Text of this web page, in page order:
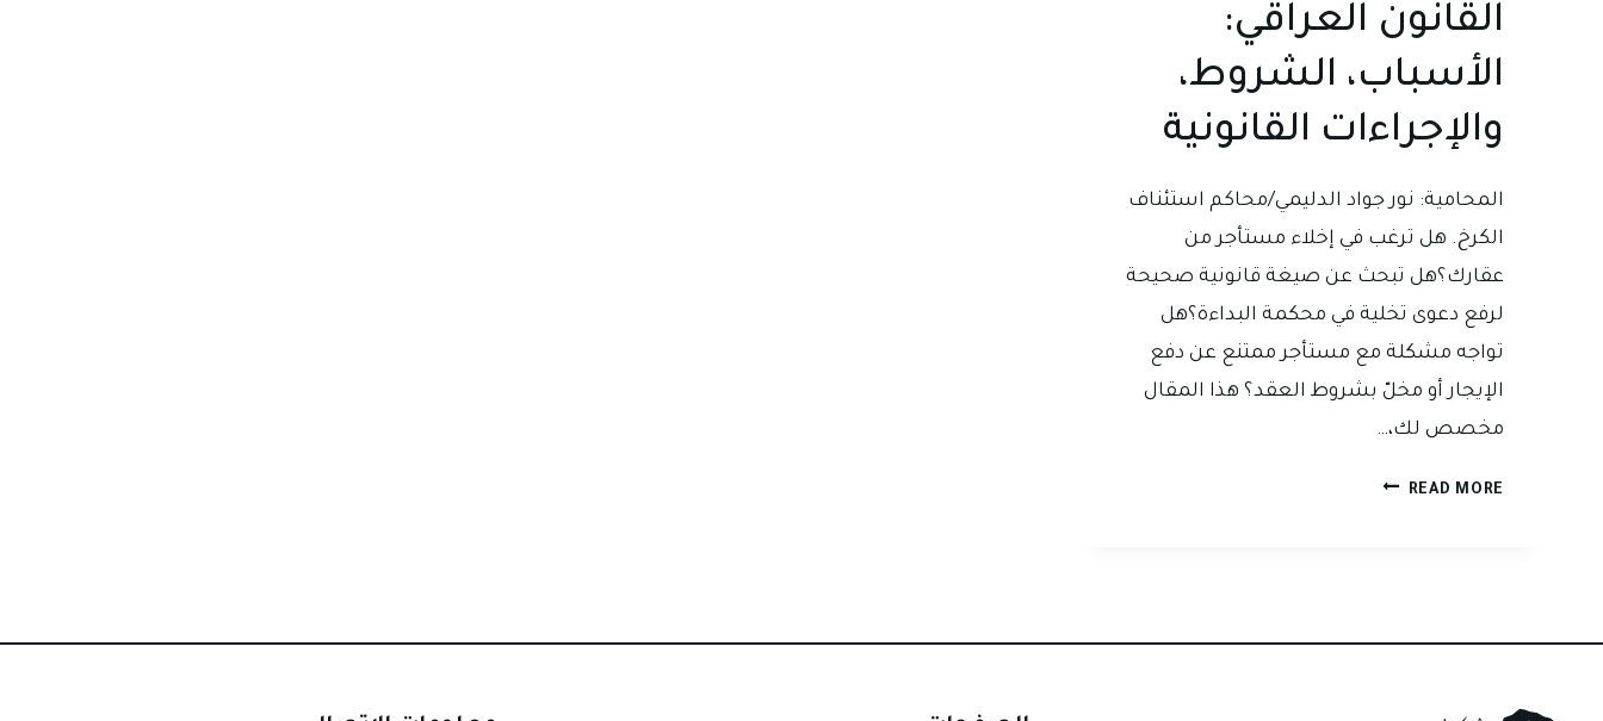
القانون العراقي:
الأسباب، الشروط،
والإجراءات القانونية
المحامية: نور جواد الدليمي/محاكم استئناف
الكرخ. هل ترغب في إخلاء مستأجر من
عقارك؟هل تبحث عن صيغة قانونية صحيحة
لرفع دعوى تخلية في محكمة البداءة؟هل
تواجه مشكلة مع مستأجر ممتنع عن دفع
الإيجار أو مخلّ بشروط العقد؟ هذا المقال
مخصص لك،…
READ MORE دعوى